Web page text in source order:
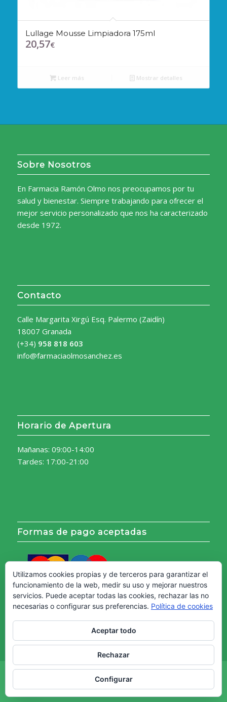
Lullage Mousse Limpiadora 175ml
20,57€
Leer más Mostrar detalles
Sobre Nosotros
En Farmacia Ramón Olmo nos preocupamos por tu
salud y bienestar. Siempre trabajando para ofrecer el
mejor servicio personalizado que nos ha caracterizado
desde 1972.
Contacto
Calle Margarita Xirgú Esq. Palermo (Zaidín)
18007 Granada
(+34) 958 818 603
info@farmaciaolmosanchez.es
Horario de Apertura
Mañanas: 09:00-14:00
Tardes: 17:00-21:00
Formas de pago aceptadas
Copyright © - Web creada por
Diseño Web Granada.
Términos y Condiciones
Utilizamos cookies propias y de terceros para garantizar el
funcionamiento de la web, medir su uso y mejorar nuestros
servicios. Puede aceptar todas las cookies, rechazar las no
necesarias o configurar sus preferencias. Política de cookies
Aceptar todo
Rechazar
Configurar